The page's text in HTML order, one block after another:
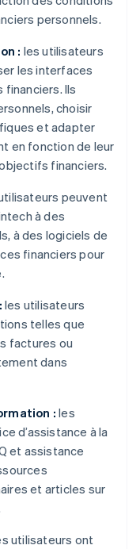
personnels.
: les utilisateurs
les interfaces
Ils
choisir
et adapter
en fonction de leur
financiers.
peuvent
à des
à des logiciels de
financiers pour
les utilisateurs
telles que
factures ou
dans
: les
d’assistance à la
et assistance
et articles sur
utilisateurs ont